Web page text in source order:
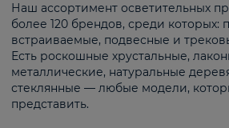
Наш ассортимент осветительных
более 120 брендов, среди которых:
встраиваемые, подвесные и
Есть роскошные хрустальные,
металлические, натуральные
стеклянные — любые модели,
представить.